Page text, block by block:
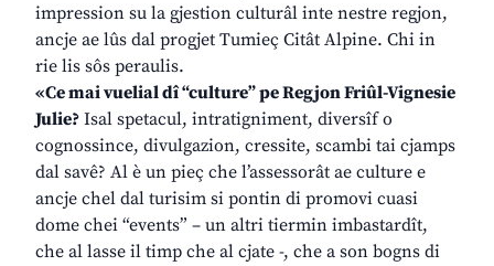
impression su la gjestion culturâl inte nestre regjon,
ancje ae lûs dal progjet Tumieç Citât Alpine. Chi in
rie lis sôs peraulis.
«Ce mai vuelial dî “culture” pe Regjon Friûl-Vignesie
Julie? Isal spetacul, intratigniment, diversîf o
cognossince, divulgazion, cressite, scambi tai cjamps
dal savê? Al è un pieç che l’assessorât ae culture e
ancje chel dal turisim si pontin di promovi cuasi
dome chei “events” – un altri tiermin imbastardît,
che al lasse il timp che al cjate -, che a son bogns di